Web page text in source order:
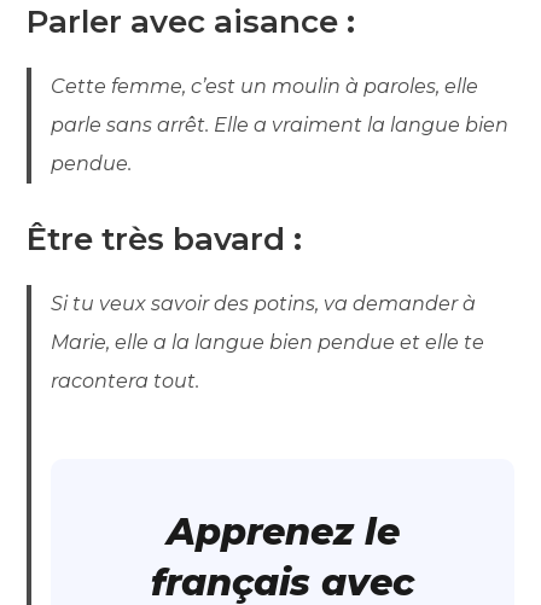
Parler avec aisance :
Cette femme, c’est un moulin à paroles, elle
parle sans arrêt. Elle a vraiment la langue bien
pendue.
Être très bavard :
Si tu veux savoir des potins, va demander à
Marie, elle a la langue bien pendue et elle te
racontera tout.
Apprenez le
français avec